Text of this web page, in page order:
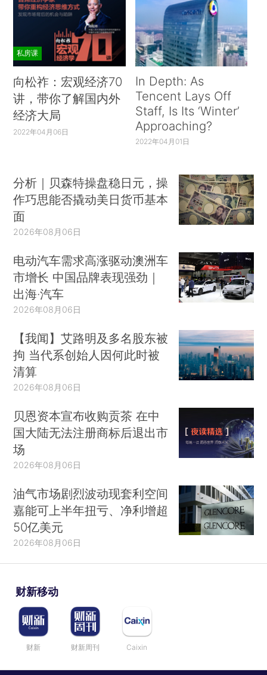
私房课
向松祚：宏观经济70
讲，带你了解国内外
经济大局
2022年04月06日
In Depth: As
Tencent Lays Off
Staff, Is Its ‘Winter’
Approaching?
2022年04月01日
分析｜贝森特操盘稳日元，操
作巧思能否撬动美日货币基本
面
2026年08月06日
电动汽车需求高涨驱动澳洲车
市增长 中国品牌表现强劲｜
出海·汽车
2026年08月06日
【我闻】艾路明及多名股东被
拘 当代系创始人因何此时被
清算
2026年08月06日
贝恩资本宣布收购贡茶 在中
国大陆无法注册商标后退出市
场
2026年08月06日
油气市场剧烈波动现套利空间
嘉能可上半年扭亏、净利增超
50亿美元
2026年08月06日
财新移动
财新 财新周刊 Caixin